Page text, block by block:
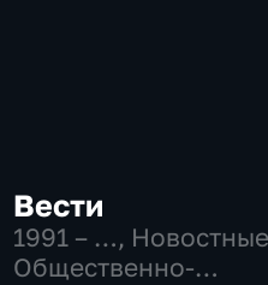
Вести
1991 – …,
Общественно-